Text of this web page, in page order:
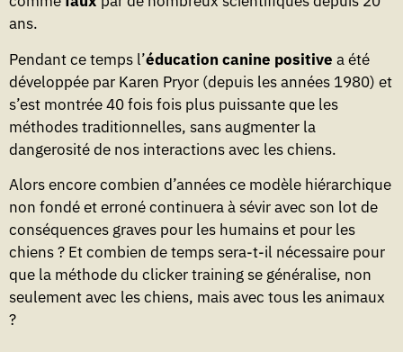
ans.
Pendant ce temps l’éducation canine positive a été
développée par Karen Pryor (depuis les années 1980) et
s’est montrée 40 fois fois plus puissante que les
méthodes traditionnelles, sans augmenter la
dangerosité de nos interactions avec les chiens.
Alors encore combien d’années ce modèle hiérarchique
non fondé et erroné continuera à sévir avec son lot de
conséquences graves pour les humains et pour les
chiens ? Et combien de temps sera-t-il nécessaire pour
que la méthode du clicker training se généralise, non
seulement avec les chiens, mais avec tous les animaux
?